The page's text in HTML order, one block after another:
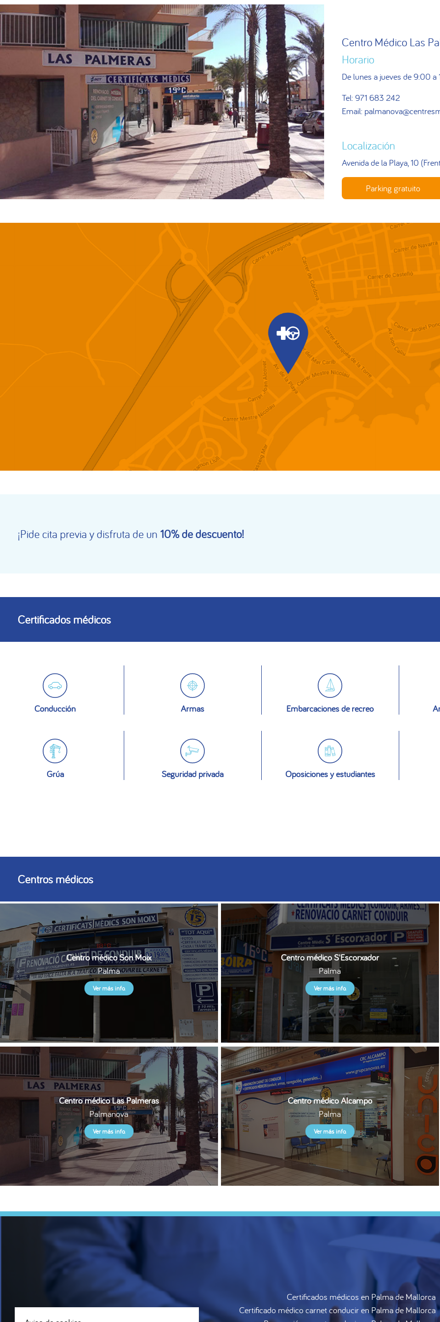
Centro Médico Las
Horario
De lunes a jueves de 9:00 a
Tel: 971 683 242
Email:
Localización
Avenida de la Playa, 10
Parking gratuito
¡Pide cita previa y disfruta de un 10% de descuento!
Certificados médicos
Conducción Armas Embarcaciones de recreo
Grúa Seguridad privada Oposiciones y estudiantes
Centros médicos
Centro médico Son Moix
Palma
Ver más info.
Centro médico S'Escorxador
Palma
Ver más info.
Centro médico Las Palmeras
Palmanova
Ver más info.
Centro médico Alcampo
Palma
Ver más info.
Certificados médicos en Palma de Mallorca
Certificado médico carnet conducir en Palma de Mallorca